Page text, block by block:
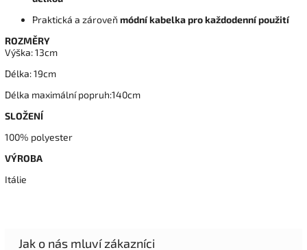
Praktická a zároveň módní kabelka pro každodenní použití
ROZMĚRY
Výška: 13cm
Délka: 19cm
Délka maximální popruh:140cm
SLOŽENÍ
100% polyester
VÝROBA
Itálie